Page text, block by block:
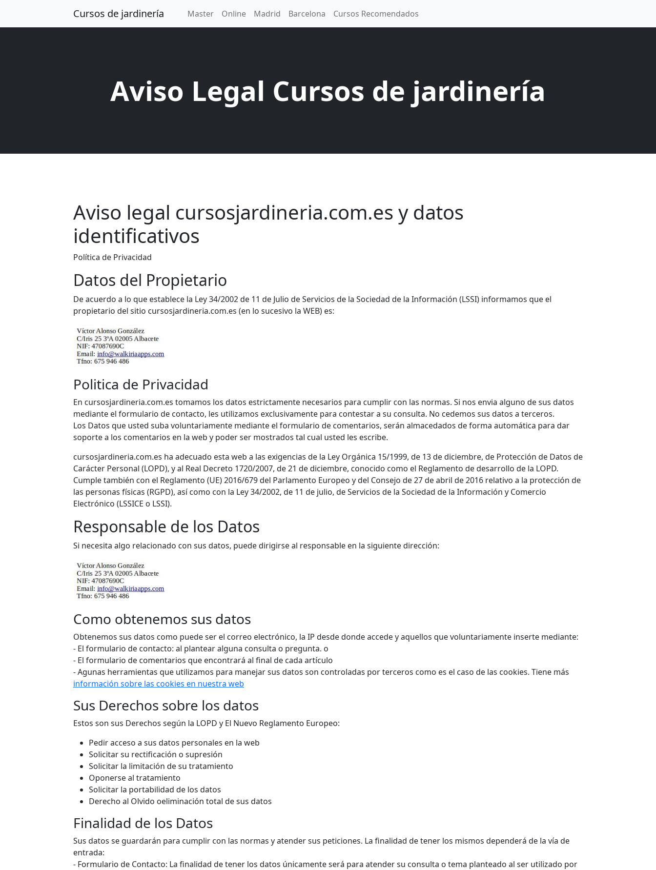
Cursos de jardinería Master Online Madrid Barcelona Cursos Recomendados
Aviso Legal Cursos de jardinería
Aviso legal cursosjardineria.com.es y datos
identificativos
Política de Privacidad
Datos del Propietario
De acuerdo a lo que establece la Ley 34/2002 de 11 de Julio de Servicios de la Sociedad de la Información (LSSI) informamos que el
propietario del sitio cursosjardineria.com.es (en lo sucesivo la WEB) es:
Politica de Privacidad
En cursosjardineria.com.es tomamos los datos estrictamente necesarios para cumplir con las normas. Si nos envia alguno de sus datos
mediante el formulario de contacto, les utilizamos exclusivamente para contestar a su consulta. No cedemos sus datos a terceros.
Los Datos que usted suba voluntariamente mediante el formulario de comentarios, serán almacedados de forma automática para dar
soporte a los comentarios en la web y poder ser mostrados tal cual usted les escribe.
cursosjardineria.com.es ha adecuado esta web a las exigencias de la Ley Orgánica 15/1999, de 13 de diciembre, de Protección de Datos de
Carácter Personal (LOPD), y al Real Decreto 1720/2007, de 21 de diciembre, conocido como el Reglamento de desarrollo de la LOPD.
Cumple también con el Reglamento (UE) 2016/679 del Parlamento Europeo y del Consejo de 27 de abril de 2016 relativo a la protección de
las personas físicas (RGPD), así como con la Ley 34/2002, de 11 de julio, de Servicios de la Sociedad de la Información y Comercio
Electrónico (LSSICE o LSSI).
Responsable de los Datos
Si necesita algo relacionado con sus datos, puede dirigirse al responsable en la siguiente dirección:
Como obtenemos sus datos
Obtenemos sus datos como puede ser el correo electrónico, la IP desde donde accede y aquellos que voluntariamente inserte mediante:
- El formulario de contacto: al plantear alguna consulta o pregunta. o
- El formulario de comentarios que encontrará al final de cada artículo
- Agunas herramientas que utilizamos para manejar sus datos son controladas por terceros como es el caso de las cookies. Tiene más
información sobre las cookies en nuestra web
Sus Derechos sobre los datos
Estos son sus Derechos según la LOPD y El Nuevo Reglamento Europeo:
Pedir acceso a sus datos personales en la web
Solicitar su rectificación o supresión
Solicitar la limitación de su tratamiento
Oponerse al tratamiento
Solicitar la portabilidad de los datos
Derecho al Olvido oeliminación total de sus datos
Finalidad de los Datos
Sus datos se guardarán para cumplir con las normas y atender sus peticiones. La finalidad de tener los mismos dependerá de la vía de
entrada:
- Formulario de Contacto: La finalidad de tener los datos únicamente será para atender su consulta o tema planteado al ser utilizado por